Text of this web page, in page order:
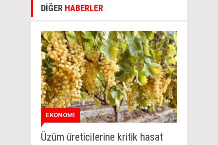
DİĞER HABERLER
EKONOMİ
Üzüm üreticilerine kritik hasat